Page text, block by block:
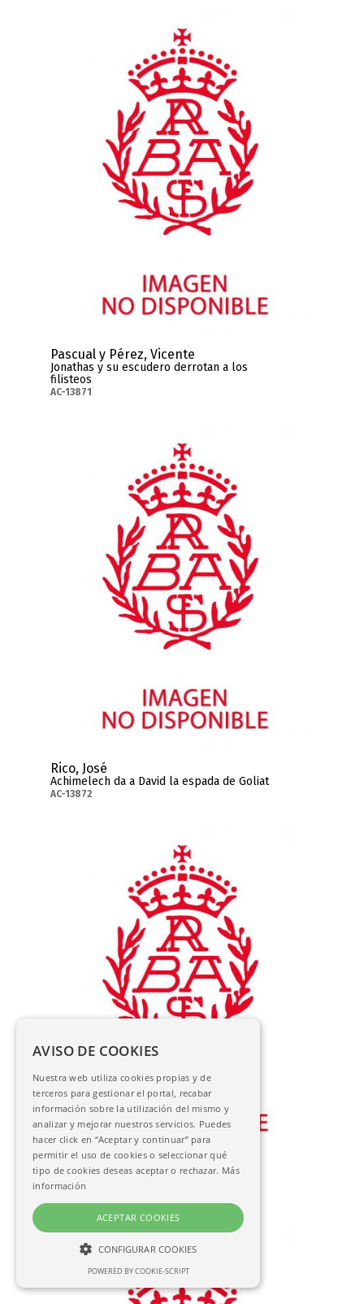
Pascual y Pérez, Vicente
Jonathas y su escudero derrotan a los
filisteos
AC-13871
Rico, José
Achimelech da a David la espada de Goliat
AC-13872
Bécquer, Juan José
Salomón es ungido rey de Israel
AVISO DE COOKIES
Nuestra web utiliza cookies propias y de
terceros para gestionar el portal, recabar
información sobre la utilización del mismo y
analizar y mejorar nuestros servicios. Puedes
hacer click en “Aceptar y continuar” para
permitir el uso de cookies o seleccionar qué
tipo de cookies deseas aceptar o rechazar. Más
información
ACEPTAR COOKIES
CONFIGURAR COOKIES
NECESARIASPOWERED BY COOKIE-SCRIPT